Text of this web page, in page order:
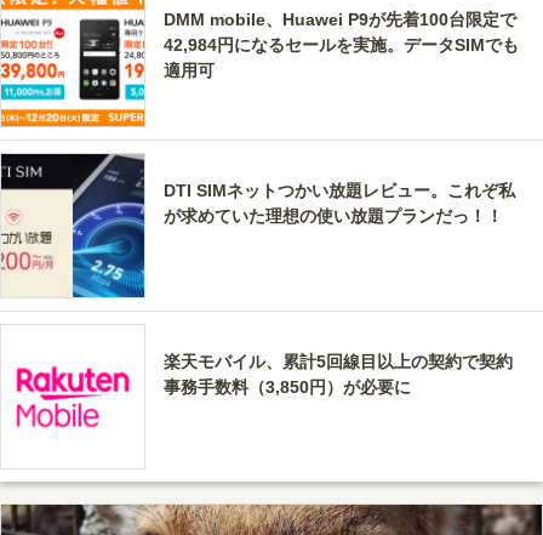
DMM mobile、Huawei P9が先着100台限定で
42,984円になるセールを実施。データSIMでも
適用可
DTI SIMネットつかい放題レビュー。これぞ私
が求めていた理想の使い放題プランだっ！！
楽天モバイル、累計5回線目以上の契約で契約
事務手数料（3,850円）が必要に